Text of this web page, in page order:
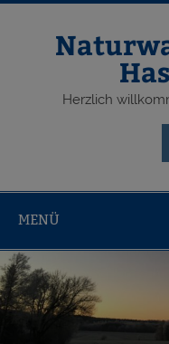
Zum
Herzlich
MENÜ